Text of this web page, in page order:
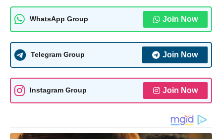
WhatsApp Group Join Now
Telegram Group Join Now
Instagram Group Join Now